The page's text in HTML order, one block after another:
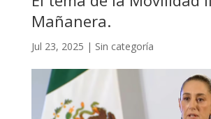
Mañanera.
Jul 23, 2025 | Sin categoría